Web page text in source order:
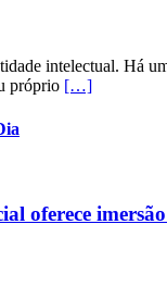
intelectual. Há
próprio […]
oferece